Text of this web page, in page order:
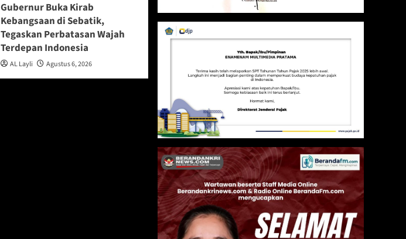
Gubernur Buka Kirab
Kebangsaan di Sebatik,
Tegaskan Perbatasan Wajah
Terdepan Indonesia
AL Layli Agustus 6, 2026